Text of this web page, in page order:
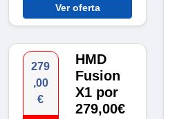
Ver oferta
279
,00
€
HMD
Fusion
X1 por
279,00€